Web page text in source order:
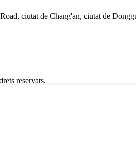
ciutat de Chang'an, ciutat de
reservats.